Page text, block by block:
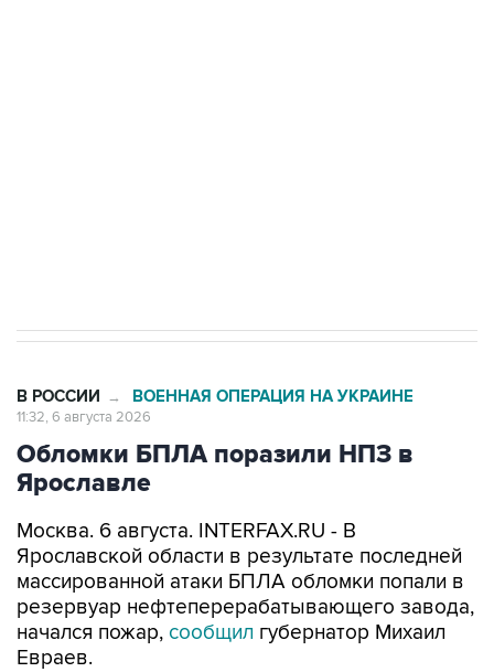
В РОССИИ → ВОЕННАЯ ОПЕРАЦИЯ НА УКРАИНЕ
11:32, 6 августа 2026
Обломки БПЛА поразили НПЗ в
Ярославле
Москва. 6 августа. INTERFAX.RU - В
Ярославской области в результате последней
массированной атаки БПЛА обломки попали в
резервуар нефтеперерабатывающего завода,
начался пожар, сообщил губернатор Михаил
Евраев.